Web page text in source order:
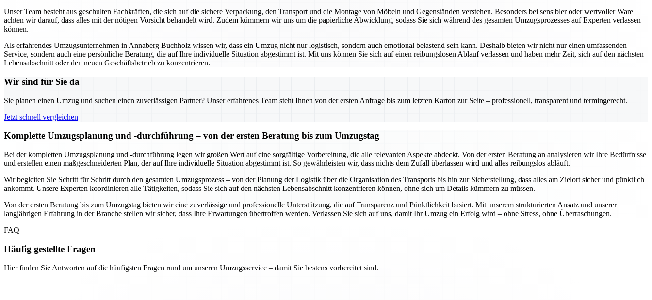
Unser Team besteht aus geschulten Fachkräften, die sich auf die sichere Verpackung, den Transport und die Montage von Möbeln und Gegenständen verstehen. Besonders bei sensibler oder wertvoller Ware
achten wir darauf, dass alles mit der nötigen Vorsicht behandelt wird. Zudem kümmern wir uns um die papierliche Abwicklung, sodass Sie sich während des gesamten Umzugsprozesses auf Experten verlassen
können.
Als erfahrendes Umzugsunternehmen in Annaberg Buchholz wissen wir, dass ein Umzug nicht nur logistisch, sondern auch emotional belastend sein kann. Deshalb bieten wir nicht nur einen umfassenden
Service, sondern auch eine persönliche Beratung, die auf Ihre individuelle Situation abgestimmt ist. Mit uns können Sie sich auf einen reibungslosen Ablauf verlassen und haben mehr Zeit, sich auf den nächsten
Lebensabschnitt oder den neuen Geschäftsbetrieb zu konzentrieren.
Wir sind für Sie da
Sie planen einen Umzug und suchen einen zuverlässigen Partner? Unser erfahrenes Team steht Ihnen von der ersten Anfrage bis zum letzten Karton zur Seite – professionell, transparent und termingerecht.
Jetzt schnell vergleichen
Komplette Umzugsplanung und -durchführung – von der ersten Beratung bis zum Umzugstag
Bei der kompletten Umzugsplanung und -durchführung legen wir großen Wert auf eine sorgfältige Vorbereitung, die alle relevanten Aspekte abdeckt. Von der ersten Beratung an analysieren wir Ihre Bedürfnisse
und erstellen einen maßgeschneiderten Plan, der auf Ihre individuelle Situation abgestimmt ist. So gewährleisten wir, dass nichts dem Zufall überlassen wird und alles reibungslos abläuft.
Wir begleiten Sie Schritt für Schritt durch den gesamten Umzugsprozess – von der Planung der Logistik über die Organisation des Transports bis hin zur Sicherstellung, dass alles am Zielort sicher und pünktlich
ankommt. Unsere Experten koordinieren alle Tätigkeiten, sodass Sie sich auf den nächsten Lebensabschnitt konzentrieren können, ohne sich um Details kümmern zu müssen.
Von der ersten Beratung bis zum Umzugstag bieten wir eine zuverlässige und professionelle Unterstützung, die auf Transparenz und Pünktlichkeit basiert. Mit unserem strukturierten Ansatz und unserer
langjährigen Erfahrung in der Branche stellen wir sicher, dass Ihre Erwartungen übertroffen werden. Verlassen Sie sich auf uns, damit Ihr Umzug ein Erfolg wird – ohne Stress, ohne Überraschungen.
FAQ
Häufig gestellte Fragen
Hier finden Sie Antworten auf die häufigsten Fragen rund um unseren Umzugsservice – damit Sie bestens vorbereitet sind.